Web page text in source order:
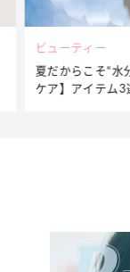
ビューティー
夏だからこそ“水
ケア】アイテム3